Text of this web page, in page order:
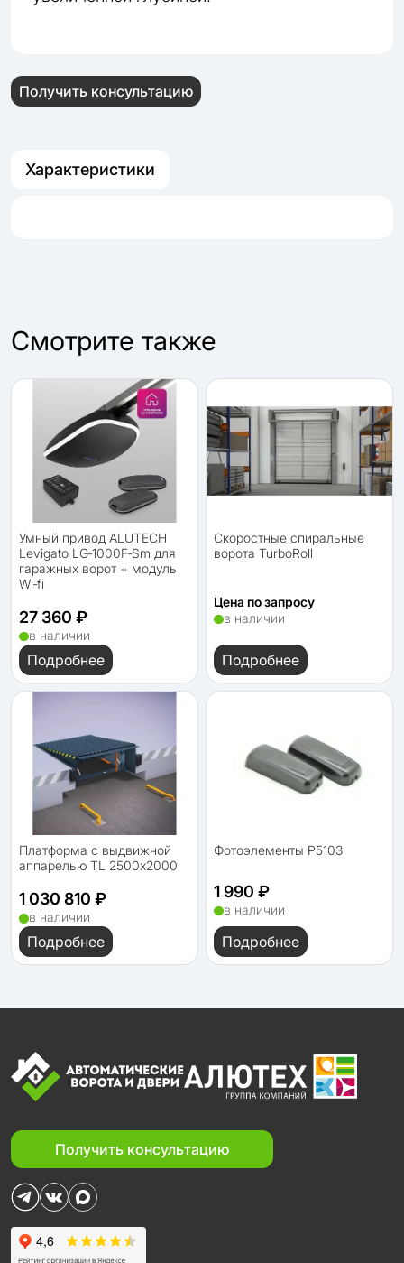
Получить консультацию
Характеристики
Cмотрите также
Умный привод ALUTECH
Levigato LG‑1000F‑Sm для
гаражных ворот + модуль
Wi‑fi
27 360 ₽
в наличии
Подробнее
Скоростные спиральные
ворота TurboRoll
Цена по запросу
в наличии
Подробнее
Платформа с выдвижной
аппарелью TL 2500х2000
1 030 810 ₽
в наличии
Подробнее
Фотоэлементы P5103
1 990 ₽
в наличии
Подробнее
Получить консультацию